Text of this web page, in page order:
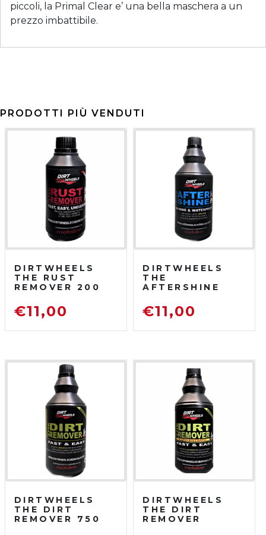
piccoli, la Primal Clear e’ una bella maschera a un
prezzo imbattibile.
PRODOTTI PIÙ VENDUTI
DIRTWHEELS
THE RUST
REMOVER 200
DISOSSIDANTE
RIMUOVI
€11,00
DIRTWHEELS
THE
AFTERSHINE
PROTETTIVO
LUCIDANTE
€11,00
DIRTWHEELS
THE DIRT
REMOVER 750
DIRTWHEELS
THE DIRT
REMOVER